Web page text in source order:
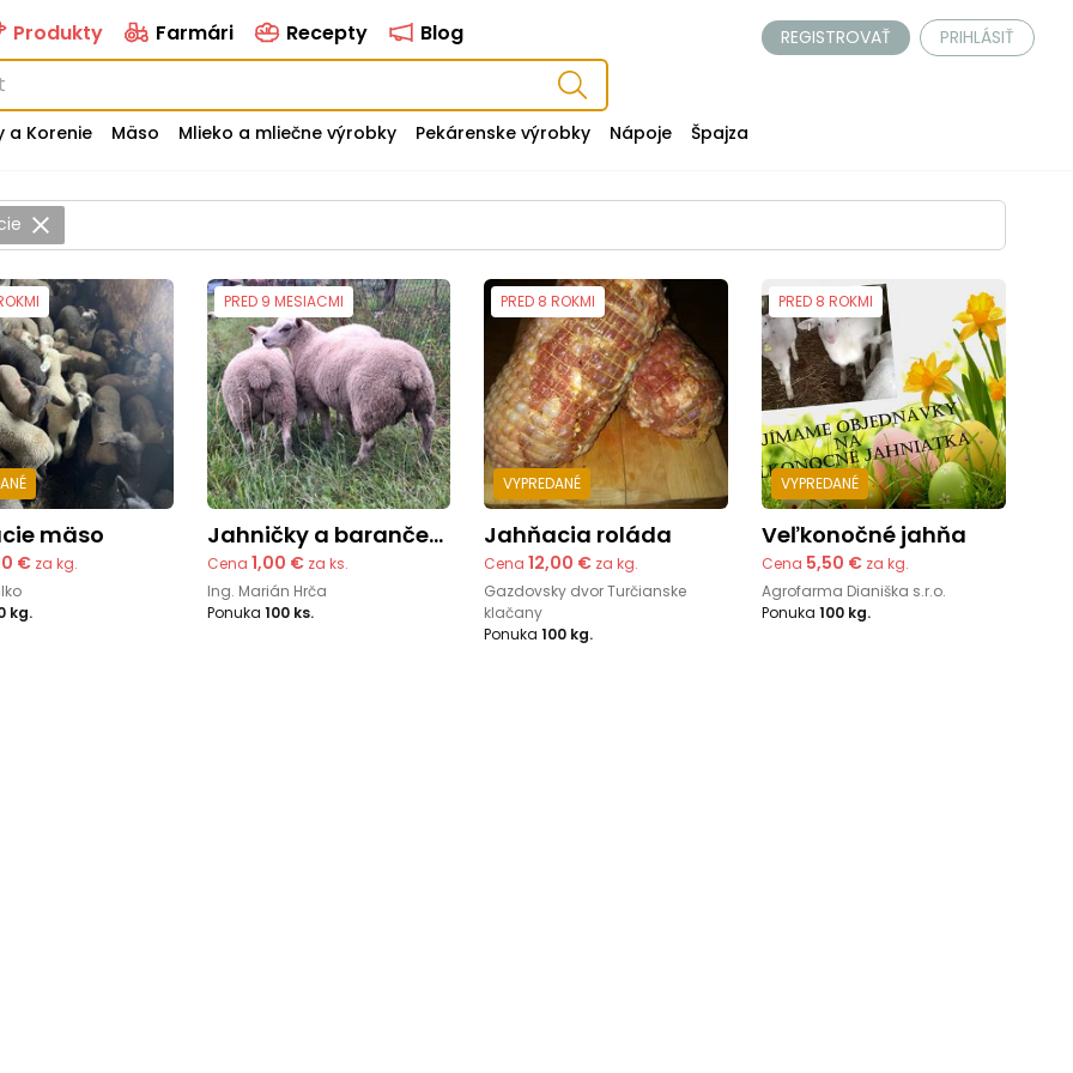
Produkty Farmári Recepty Blog REGISTROVAŤ PRIHLÁSIŤ
a Korenie Mäso Mlieko a mliečne výrobky Pekárenske výrobky Nápoje Špajza
mäso
€za kg.
kg.
PRED 9 MESIACMI
jahničky a barančeky a jahňacie mäso
Cena 1,00 €za ks.
Ing. Marián Hrča
Ponuka 100 ks.
PRED 8 ROKMI
VYPREDANÉ
Jahňacia roláda
Cena12,00 € za kg.
Gazdovsky dvor Turčianske
klačany
Ponuka100 kg.
PRED 8 ROKMI
VYPREDANÉ
Veľkonočné jahňa
Cena 5,50 € za kg.
Agrofarma Dianiška s.r.o.
Ponuka100 kg.